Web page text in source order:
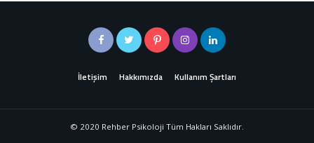
İletişim Hakkımızda Kullanım Şartları
© 2020 Rehber Psikoloji Tüm Hakları Saklıdır.